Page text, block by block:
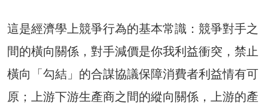
這是經濟學上競爭行為的基本常識：競爭對手之
間的橫向關係，對手減價是你我利益衝突，禁止
橫向「勾結」的合謀協議保障消費者利益情有可
原；上游下游生產商之間的縱向關係，上游的產